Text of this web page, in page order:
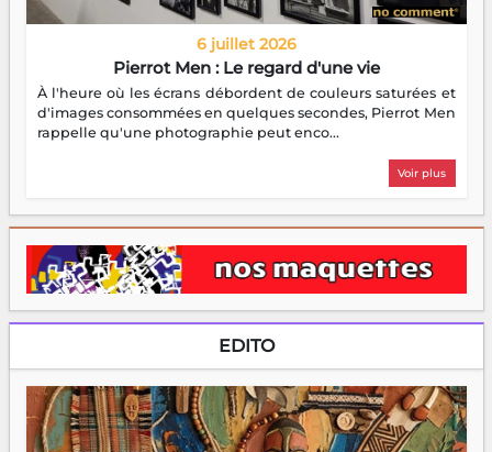
6 juillet 2026
Pierrot Men : Le regard d'une vie
À l'heure où les écrans débordent de couleurs saturées et
d'images consommées en quelques secondes, Pierrot Men
rappelle qu'une photographie peut enco...
Voir plus
EDITO